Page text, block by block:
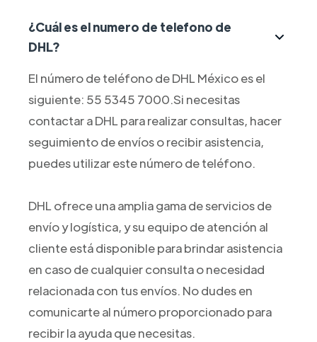
¿Cuál es el numero de telefono de
DHL?
El número de teléfono de DHL México es el
siguiente: 55 5345 7000.Si necesitas
contactar a DHL para realizar consultas, hacer
seguimiento de envíos o recibir asistencia,
puedes utilizar este número de teléfono.
DHL ofrece una amplia gama de servicios de
envío y logística, y su equipo de atención al
cliente está disponible para brindar asistencia
en caso de cualquier consulta o necesidad
relacionada con tus envíos. No dudes en
comunicarte al número proporcionado para
recibir la ayuda que necesitas.